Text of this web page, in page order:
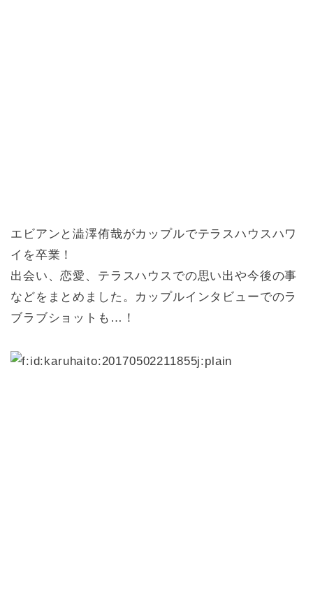
エビアンと澁澤侑哉がカップルでテラスハウスハワ
イを卒業！
出会い、恋愛、テラスハウスでの思い出や今後の事
などをまとめました。カップルインタビューでのラ
ブラブショットも…！